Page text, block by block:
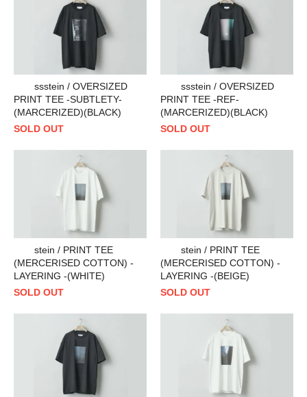
ssstein / OVERSIZED
PRINT TEE -SUBTLETY-
(MARCERIZED)(BLACK)
SOLD OUT
ssstein / OVERSIZED
PRINT TEE -REF-
(MARCERIZED)(BLACK)
SOLD OUT
stein / PRINT TEE
(MERCERISED COTTON) -
LAYERING -(WHITE)
SOLD OUT
stein / PRINT TEE
(MERCERISED COTTON) -
LAYERING -(BEIGE)
SOLD OUT